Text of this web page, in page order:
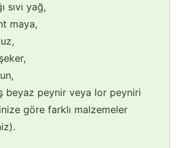
sıvı yağ,
maya,
beyaz peynir veya lor peyniri
göre farklı malzemeler